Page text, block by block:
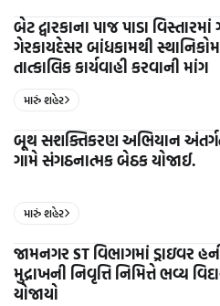
બેટ દ્વારકાના પાજ પાડા
ગેરકાયદેસર બાંધકામથી
તાત્કાલિક કાર્યવાહી કરવાની માંગ
મારું શહેર
બૂથ સશક્તિકરણ અભિયાન
ગામે સંગઠનાત્મક બેઠક યોજાઈ.
મારું શહેર
જામનગર ST વિભાગમાં ડ્રાઇવર
મુદ્રાખની નિવૃત્તિ નિમિત્તે ભવ્ય
યોજાયો